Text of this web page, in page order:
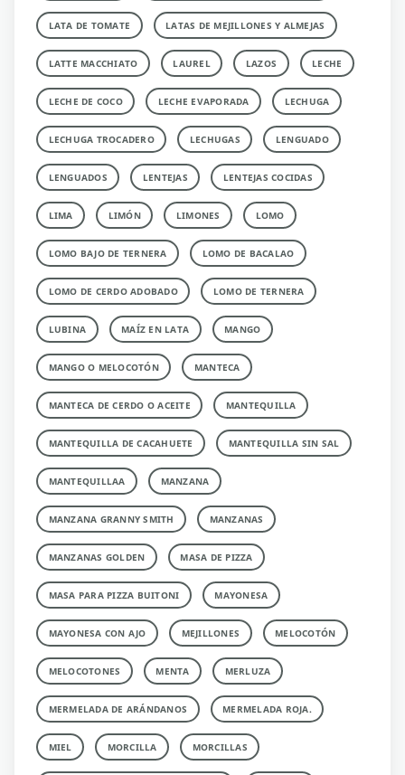
LATA DE TOMATE LATAS DE MEJILLONES Y ALMEJAS
LATTE MACCHIATO LAUREL LAZOS LECHE
LECHE DE COCO LECHE EVAPORADA LECHUGA
LECHUGA TROCADERO LECHUGAS LENGUADO
LENGUADOS LENTEJAS LENTEJAS COCIDAS
LIMA LIMÓN LIMONES LOMO
LOMO BAJO DE TERNERA LOMO DE BACALAO
LOMO DE CERDO ADOBADO LOMO DE TERNERA
LUBINA MAÍZ EN LATA MANGO
MANGO O MELOCOTÓN MANTECA
MANTECA DE CERDO O ACEITE MANTEQUILLA
MANTEQUILLA DE CACAHUETE MANTEQUILLA SIN SAL
MANTEQUILLAA MANZANA
MANZANA GRANNY SMITH MANZANAS
MANZANAS GOLDEN MASA DE PIZZA
MASA PARA PIZZA BUITONI MAYONESA
MAYONESA CON AJO MEJILLONES MELOCOTÓN
MELOCOTONES MENTA MERLUZA
MERMELADA DE ARÁNDANOS MERMELADA ROJA.
MIEL MORCILLA MORCILLAS